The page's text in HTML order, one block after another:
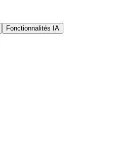
Fonctionnalités IA